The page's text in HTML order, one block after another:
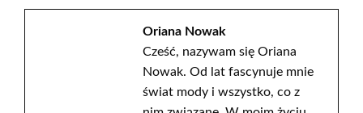
Oriana Nowak
Cześć, nazywam się Oriana
Nowak. Od lat fascynuje mnie
świat mody i wszystko, co z